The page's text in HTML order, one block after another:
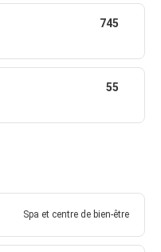
745
55
Spa et centre de bien-être